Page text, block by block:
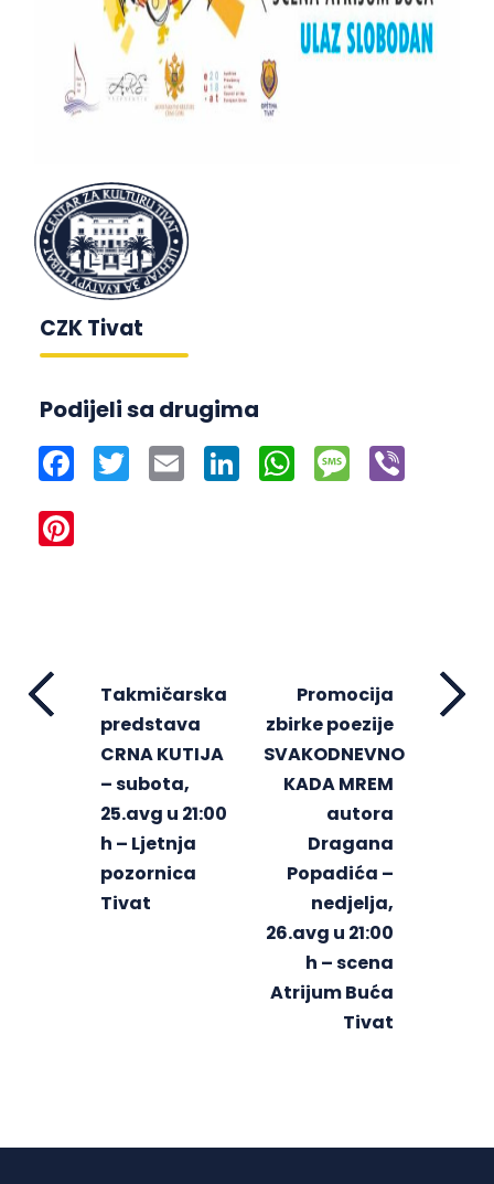
CZK Tivat
Podijeli sa drugima
Facebook
Twitter Email LinkedInWhatsApp
Message
Takmičarska
predstava
CRNA KUTIJA
– subota,
25.avg u 21:00
h – Ljetnja
pozornica
Tivat
Promocija
zbirke poezije
SVAKODNEVNO
KADA MREM
autora
Dragana
Popadića –
nedjelja,
26.avg u 21:00
h – scena
Atrijum Buća
Tivat